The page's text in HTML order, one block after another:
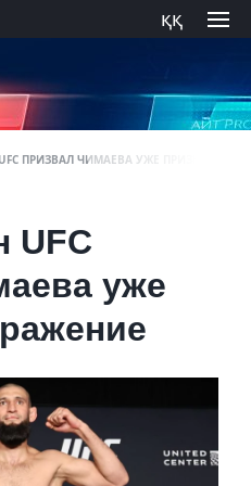
ққ
ПРИЗВАЛ ЧИМАЕВА УЖЕ ПРИЗНАТЬ
UFС
уже